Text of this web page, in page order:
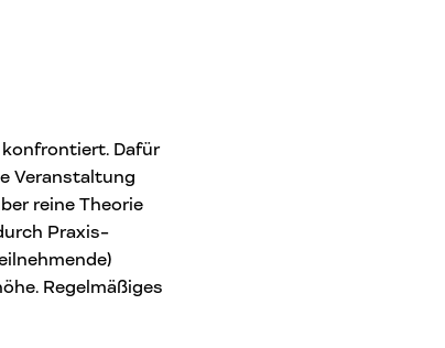
Dafür
Veranstaltung
reine Theorie
Praxis-
Regelmäßiges